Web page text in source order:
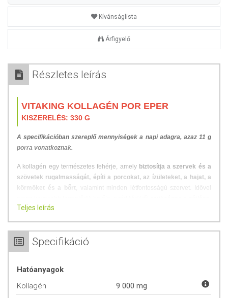
Kívánságlista
Árfigyelő
Részletes leírás
VITAKING KOLLAGÉN POR EPER
KISZERELÉS: 330 G
A specifikációban szereplő mennyiségek a napi adagra, azaz 11 g
porra vonatkoznak.
A kollagén egy természetes fehérje, amely biztosítja a szervek és a
szövetek rugalmasságát, építi a porcokat, az ízületeket, a hajat, a
körmöket és a bőrt , valamint minden létfontosságú szervet. Idővel
A kollagén hozzájárulhat az öregedési folyamatok lassításához, a bőr
egészségének és rugalmasságának megőrzése mellett fontos
szerepet játszik a csontok, a fogak felépítésében, az inak és izmok
erősségében, a szem szilárdságában is. A kollagén rostos hálót alkot
a szervezetben, ez a zselatinszerű anyag összeköti a csontvázat a
EPRES KOLLAGÉN STEVIÁVAL ÉDESÍTVE
Teljes leírás
Specifikáció
Hatóanyagok
Kollagén
9 000 mg